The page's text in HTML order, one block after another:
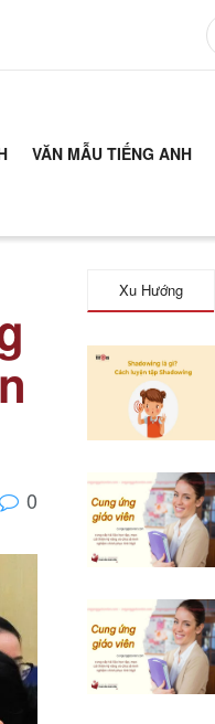
VĂN MẪU TIẾNG ANH
0
Xu Hướng